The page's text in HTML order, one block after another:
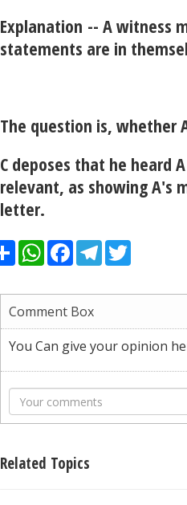
Explanation -- A witness
statements are in
The question is, whether
C deposes that he heard
relevant, as showing A's
letter.
ShareWhatsApp
Facebook
Telegram
Comment Box
You Can give your opinion
Related Topics